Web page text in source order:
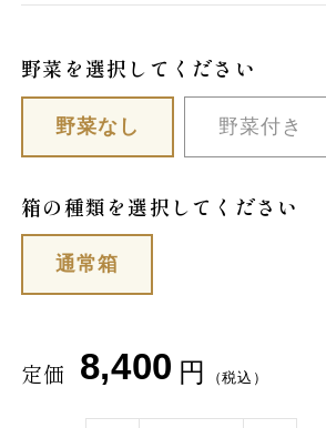
野菜を選択してください
野菜なし 野菜付き
箱の種類を選択してください
通常箱
定価 8,400 円 （税込）